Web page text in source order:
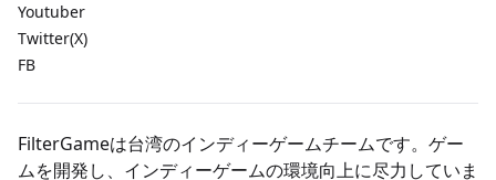
Youtuber
Twitter(X)
FB
FilterGameは台湾のインディーゲームチームです。ゲー
ムを開発し、インディーゲームの環境向上に尽力していま